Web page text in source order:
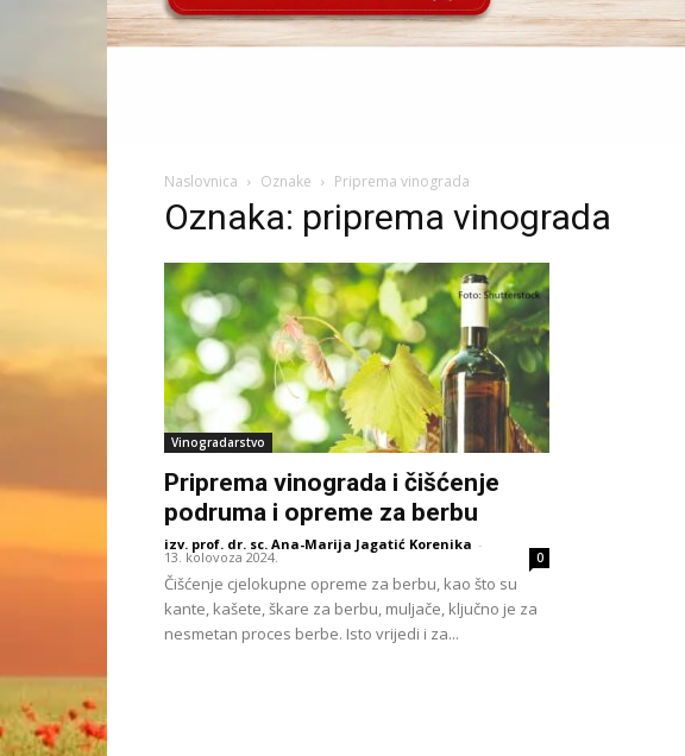
Naslovnica Oznake Priprema vinograda
Oznaka: priprema vinograda
Vinogradarstvo
Priprema vinograda i čišćenje
podruma i opreme za berbu
izv. prof. dr. sc. Ana-Marija Jagatić Korenika -
13. kolovoza 2024. 0
Čišćenje cjelokupne opreme za berbu, kao što su
kante, kašete, škare za berbu, muljače, ključno je za
nesmetan proces berbe. Isto vrijedi i za...